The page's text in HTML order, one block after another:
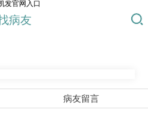
发官网入口
病友
病友留言